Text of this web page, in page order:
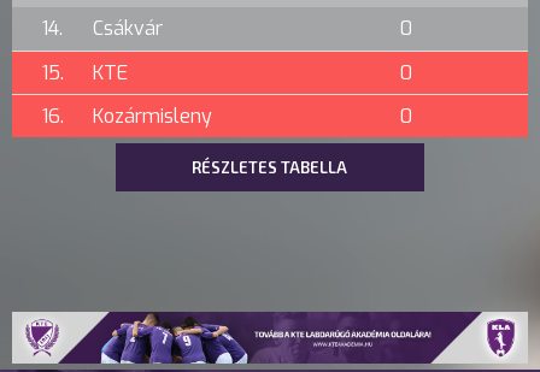
14.
Csákvár
0
15.
KTE
0
16.
Kozármisleny 0
RÉSZLETES TABELLA